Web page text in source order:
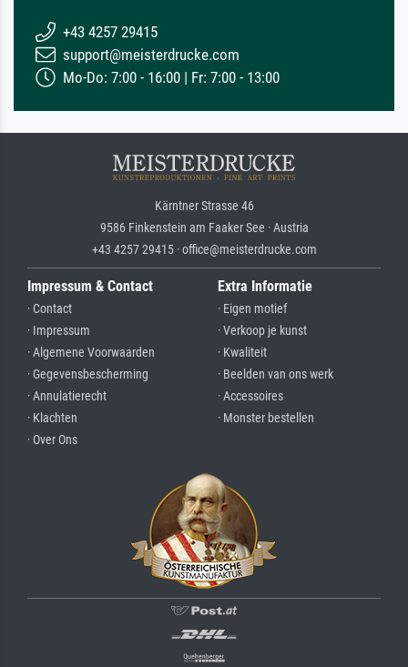
+43 4257 29415
support@meisterdrucke.com
Mo-Do: 7:00 - 16:00 | Fr: 7:00 - 13:00
Kärntner Strasse 46
9586 Finkenstein am Faaker See · Austria
+43 4257 29415 · office@meisterdrucke.com
Impressum & Contact
· Contact
· Impressum
· Algemene Voorwaarden
· Gegevensbescherming
· Annulatierecht
· Klachten
· Over Ons
Extra Informatie
· Eigen motief
· Verkoop je kunst
· Kwaliteit
· Beelden van ons werk
· Accessoires
· Monster bestellen